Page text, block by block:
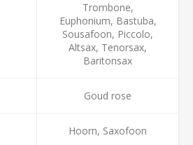
Trombone,
Euphonium, Bastuba,
Sousafoon, Piccolo,
Altsax, Tenorsax,
Baritonsax
Goud rose
Hoorn, Saxofoon